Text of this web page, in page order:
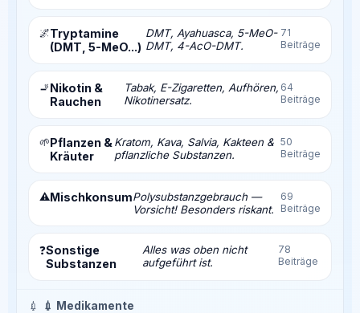
🌌Tryptamine
(DMT, 5-MeO...)
DMT, Ayahuasca, 5-MeO-
DMT, 4-AcO-DMT.
71
Beiträge
🚬Nikotin &
Rauchen
Tabak, E-Zigaretten, Aufhören,
Nikotinersatz.
64
Beiträge
🌱Pflanzen &
Kräuter
Kratom, Kava, Salvia, Kakteen &
pflanzliche Substanzen.
50
Beiträge
⚠️MischkonsumPolysubstanzgebrauch —
Vorsicht! Besonders riskant.
69
Beiträge
❓Sonstige
Substanzen
Alles was oben nicht
aufgeführt ist.
78
Beiträge
💉 💉 Medikamente